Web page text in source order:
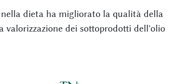
dieta ha migliorato la qualità della
dei sottoprodotti dell'olio